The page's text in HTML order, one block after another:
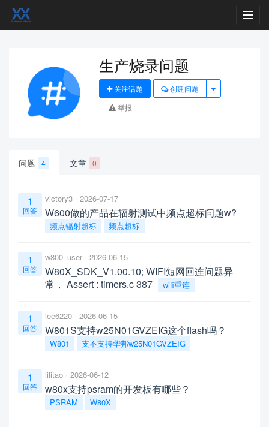
生产烧录问题
关注话题
创建问题
举报
问题 4 文章 0
1
回答
victory3 2026-07-17
W600做的产品在辐射测试中频点超标问题w?
频点辐射超标 频点超标
1
回答
w800_user 2026-06-15
W80X_SDK_V1.00.10; WIFI短网回连问题异
常， Assert : timers.c 387
wifi重连
1
回答
lee6220 2026-06-15
W801S支持w25N01GVZEIG这个flash吗？
W801 支不支持华邦w25N01GVZEIG
1
回答
lilitao 2026-06-12
w80x支持psram的开发板有哪些？
PSRAM W80X